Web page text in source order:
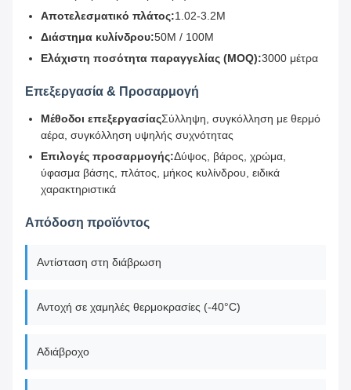
Αποτελεσματικό πλάτος:1.02-3.2M
Διάστημα κυλίνδρου:50M / 100M
Ελάχιστη ποσότητα παραγγελίας (MOQ):3000 μέτρα
Επεξεργασία & Προσαρμογή
Μέθοδοι επεξεργασίαςΣύλληψη, συγκόλληση με θερμό
αέρα, συγκόλληση υψηλής συχνότητας
Επιλογές προσαρμογής:Δύψος, βάρος, χρώμα,
ύφασμα βάσης, πλάτος, μήκος κυλίνδρου, ειδικά
χαρακτηριστικά
Απόδοση προϊόντος
Αντίσταση στη διάβρωση
Αντοχή σε χαμηλές θερμοκρασίες (-40°C)
Αδιάβροχο